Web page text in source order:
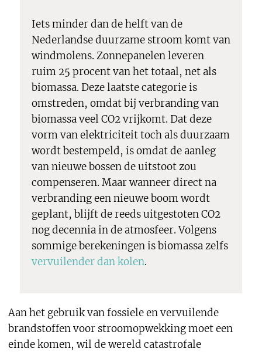
Iets minder dan de helft van de
Nederlandse duurzame stroom komt van
windmolens. Zonnepanelen leveren
ruim 25 procent van het totaal, net als
biomassa. Deze laatste categorie is
omstreden, omdat bij verbranding van
biomassa veel CO2 vrijkomt. Dat deze
vorm van elektriciteit toch als duurzaam
wordt bestempeld, is omdat de aanleg
van nieuwe bossen de uitstoot zou
compenseren. Maar wanneer direct na
verbranding een nieuwe boom wordt
geplant, blijft de reeds uitgestoten CO2
nog decennia in de atmosfeer. Volgens
sommige berekeningen is biomassa zelfs
vervuilender dan kolen.
Aan het gebruik van fossiele en vervuilende
brandstoffen voor stroomopwekking moet een
einde komen, wil de wereld catastrofale